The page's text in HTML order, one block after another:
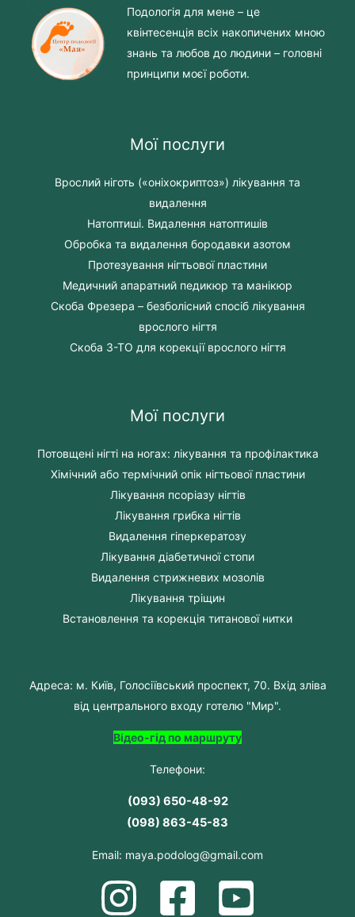
Подологія для мене – це
квінтесенція всіх накопичених мною
знань та любов до людини – головні
принципи моєї роботи.
Мої послуги
Врослий ніготь («оніхокриптоз») лікування та
видалення
Натоптиші. Видалення натоптишів
Обробка та видалення бородавки азотом
Протезування нігтьової пластини
Медичний апаратний педикюр та манікюр
Скоба Фрезера – безболісний спосіб лікування
врослого нігтя
Скоба 3-ТО для корекції врослого нігтя
Мої послуги
Потовщені нігті на ногах: лікування та профілактика
Хімічний або термічний опік нігтьової пластини
Лікування псоріазу нігтів
Лікування грибка нігтів
Видалення гіперкератозу
Лікування діабетичної стопи
Видалення стрижневих мозолів
Лікування тріщин
Встановлення та корекція титанової нитки
Адреса: м. Київ, Голосіївський проспект, 70. Вхід зліва
від центрального входу готелю "Мир".
Відео-гід по маршруту
Телефони:
(093) 650-48-92
(098) 863-45-83
Email: maya.podolog@gmail.com